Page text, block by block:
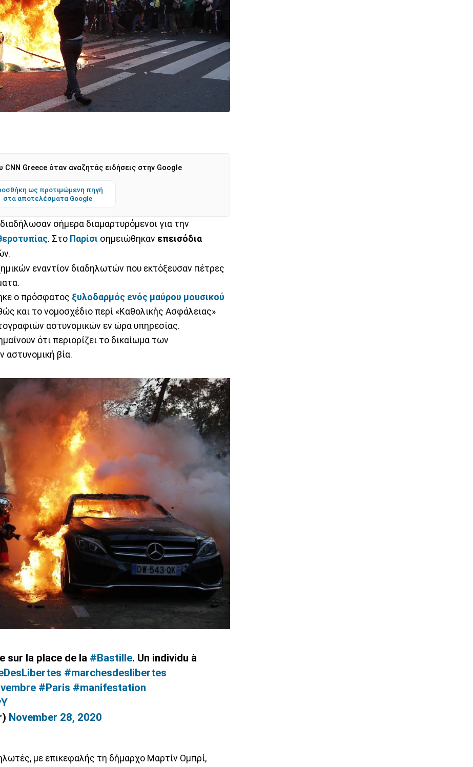
Greece όταν αναζητάς ειδήσεις στην Google
ως προτιμώμενη πηγή
στα αποτελέσματα Google
διαδήλωσαν σήμερα διαμαρτυρόμενοι για την
. Στο Παρίσι σημειώθηκαν επεισόδια
εναντίον διαδηλωτών που εκτόξευσαν πέτρες
ο πρόσφατος ξυλοδαρμός ενός μαύρου μουσικού
και το νομοσχέδιο περί «Καθολικής Ασφάλειας»
αστυνομικών εν ώρα υπηρεσίας.
ότι περιορίζει το δικαίωμα των
αστυνομική βία.
sur la place de la #Bastille. Un individu à
#marchesdeslibertes
#Paris #manifestation
November 28, 2020
με επικεφαλής τη δήμαρχο Μαρτίν Ομπρί,